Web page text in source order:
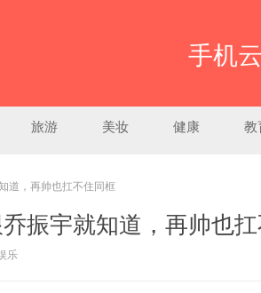
手机
旅游 美妆 健康 教
道，再帅也扛不住同框
振宇就知道，再帅也
乐